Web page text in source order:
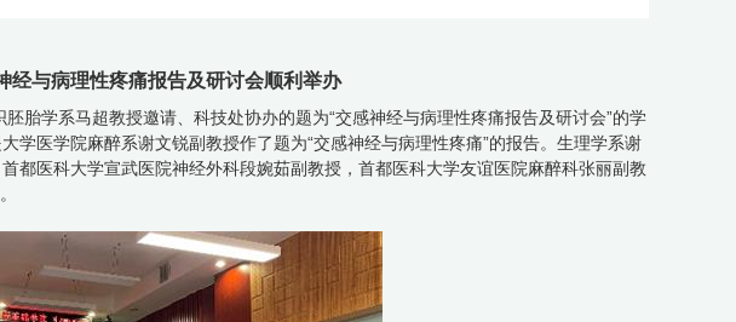
经与病理性疼痛报告及研讨会顺利举办
胎学系马超教授邀请、科技处协办的题为“交感神经与病理性疼痛报告及研讨会”的学
学医学院麻醉系谢文锐副教授作了题为“交感神经与病理性疼痛”的报告。生理学系谢
都医科大学宣武医院神经外科段婉茹副教授，首都医科大学友谊医院麻醉科张丽副教